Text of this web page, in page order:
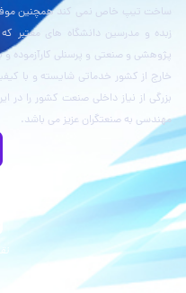
ساخت تیپ خاص نمی کند همچنین
زبده و مدرسین دانشگاه های معتبر
پژوهشی و صنعتی و پرسنلی کارآزموده و
خارج از کشور خدماتی شایسته و با
بزرگی از نیاز داخلی صنعت کشور را در
مهندسی به صنعتگران عزیز می باشد.